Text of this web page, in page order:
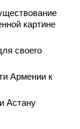
свой крутой
нрав – когда